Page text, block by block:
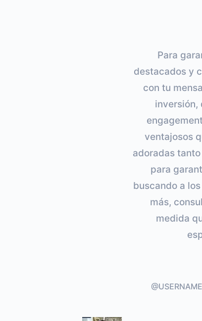
Para
destacados y
con tu
inversión,
ventajosos
adoradas
para
buscando a
más,
medida
@USERNAME